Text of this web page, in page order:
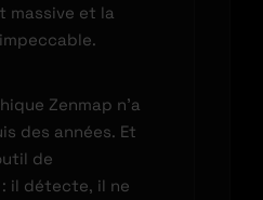
massive et la
Zenmap n’a
des années. Et
de
il détecte, il ne